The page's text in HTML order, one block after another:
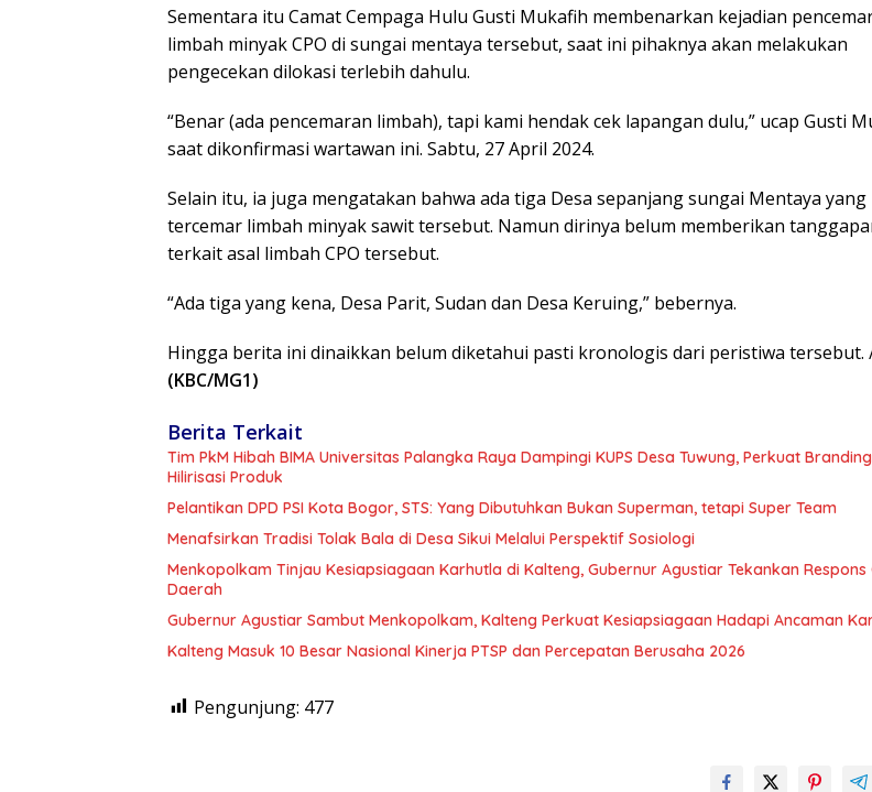
Sementara itu Camat Cempaga Hulu Gusti Mukafih membenarkan kejadian
limbah minyak CPO di sungai mentaya tersebut, saat ini pihaknya akan melakukan
pengecekan dilokasi terlebih dahulu.
“Benar (ada pencemaran limbah), tapi kami hendak cek lapangan dulu,” ucap Gusti
saat dikonfirmasi wartawan ini. Sabtu, 27 April 2024.
Selain itu, ia juga mengatakan bahwa ada tiga Desa sepanjang sungai Mentaya yang
tercemar limbah minyak sawit tersebut. Namun dirinya belum memberikan
terkait asal limbah CPO tersebut.
“Ada tiga yang kena, Desa Parit, Sudan dan Desa Keruing,” bebernya.
Hingga berita ini dinaikkan belum diketahui pasti kronologis dari peristiwa tersebut.
(KBC/MG1)
Berita Terkait
Tim PkM Hibah BIMA Universitas Palangka Raya Dampingi KUPS Desa Tuwung, Perkuat
Hilirisasi Produk
Pelantikan DPD PSI Kota Bogor, STS: Yang Dibutuhkan Bukan Superman, tetapi Super Team
Menafsirkan Tradisi Tolak Bala di Desa Sikui Melalui Perspektif Sosiologi
Menkopolkam Tinjau Kesiapsiagaan Karhutla di Kalteng, Gubernur Agustiar Tekankan Respons
Daerah
Gubernur Agustiar Sambut Menkopolkam, Kalteng Perkuat Kesiapsiagaan Hadapi Ancaman
Kalteng Masuk 10 Besar Nasional Kinerja PTSP dan Percepatan Berusaha 2026
Pengunjung: 477